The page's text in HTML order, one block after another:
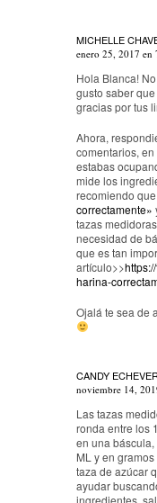
MICHELLE
enero 25, 2017 en
Hola Blanca!
gusto saber
gracias por tus
Ahora,
comentarios,
estabas
mide los
recomiendo
correctamente»
tazas
necesidad de
que es tan
artículo>>
harina-
Ojalá te sea de
CANDY
noviembre 14,
Las tazas
ronda entre los
en una
ML y en
taza de azúcar
ayudar
ingredientes,